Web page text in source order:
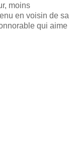
moins
en voisin de sa
qui aime